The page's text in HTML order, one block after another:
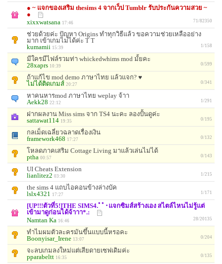
● ~ แจกของเสริม thesims 4 จากเว็ป Tumblr รับประกันความสวย ~
●
xixxwatsana 17:46 71/82350
ช่วยด้วยค่ะ ปัญหา Origins ทำทุกวิธีแล้ว ขอความช่วยเหลืออย่าง
มาก เข้าเกมไม่ได้ค่ะ T T
kumamii 15:39 1/158
มีใครมีไฟล์รวมท่า whickedwhims mod มั้ยคะ
28xaprs 10:39 0/599
ถ้าแก้ไข mod demo ภาษาไทย แล้วแจก? ♥
ไม่ได้ติดเกมส์ 20:27 0/341
หาคนหารmod ภาษาไทย weplay จ้าา
Aekk28 22:12 1/291
ฝากผลงาน Miss sims จาก TS4 นะคะ ลองปั้นดูค่ะ
sattawat114 19:35 0/195
กลเม็ดเฉลี่ยวฉลาดเรื่องเงิน
framework468 17:27 0/132
โหลดภาคเสริม Cottage Living มาแล้วเล่นไม่ได้
ptha 00:57 0/143
UI Cheats Extension
lianlitez2 03:30 1/215
the sims 4 แถบไอคอนข้างล่างบัค
lslx4321
17:27 1/171
[UP!!!ตัวที่5!]THE SIMS4.ﾟﾟ･แจกซิมส์สร้างเอง สไตล์ไหนไม่รู้แต่
เข้ามาดูก่อนได้จ้าาา*.:
Namtan Ka 16:46 28/20135
ทำไมผมตัวละครมันขึ้นแบบนี้หรอคะ
Boonyisar_Irene 13:07 0/204
จะลบเกมลงใหม่แต่เสียดายเซฟเดิมค่ะ
pparabeltt 16:35 0/135